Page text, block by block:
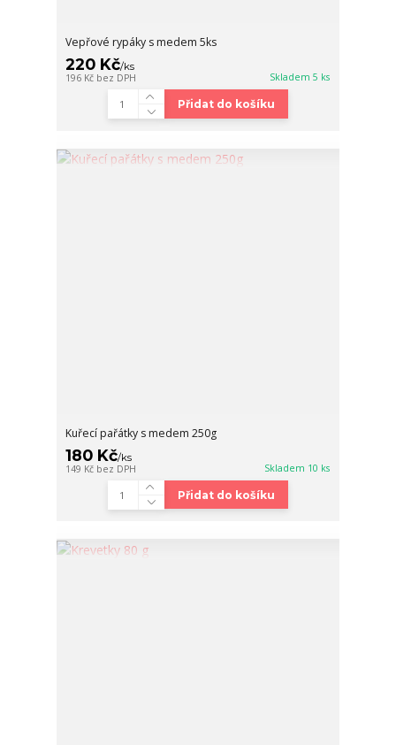
Vepřové rypáky s medem 5ks
220 Kč/ks
196 Kč bez DPH Skladem 5 ks
Přidat do košíku
Kuřecí pařátky s medem 250g
180 Kč/ks
149 Kč bez DPH Skladem 10 ks
Přidat do košíku